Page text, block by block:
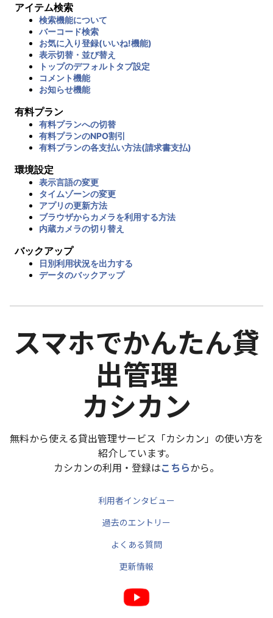
アイテム検索
検索機能について
バーコード検索
お気に入り登録(いいね!機能)
表示切替・並び替え
トップのデフォルトタブ設定
コメント機能
お知らせ機能
有料プラン
有料プランへの切替
有料プランのNPO割引
有料プランの各支払い方法(請求書支払)
環境設定
表示言語の変更
タイムゾーンの変更
アプリの更新方法
ブラウザからカメラを利用する方法
内蔵カメラの切り替え
バックアップ
日別利用状況を出力する
データのバックアップ
スマホでかんたん貸
出管理
カシカン
無料から使える貸出管理サービス「カシカン」の使い方を
紹介しています。
カシカンの利用・登録はこちらから。
利用者インタビュー
過去のエントリー
よくある質問
更新情報